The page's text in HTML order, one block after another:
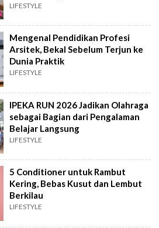
LIFESTYLE
Mengenal Pendidikan Profesi
Arsitek, Bekal Sebelum Terjun ke
Dunia Praktik
LIFESTYLE
IPEKA RUN 2026 Jadikan Olahraga
sebagai Bagian dari Pengalaman
Belajar Langsung
LIFESTYLE
5 Conditioner untuk Rambut
Kering, Bebas Kusut dan Lembut
Berkilau
LIFESTYLE